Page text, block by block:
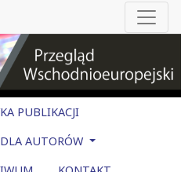
PUBLIKACJI
DLA AUTORÓW